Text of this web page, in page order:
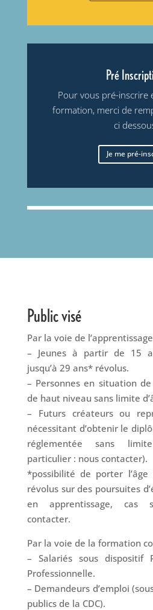
Pré
Pour vous pré-inscrire
formation, merci de
ci
Je me pré-
Public visé
Par la voie de
– Jeunes à partir de 15
jusqu’à 29 ans* révolus.
– Personnes en situation
de haut niveau sans limite
– Futurs créateurs ou
nécessitant d’obtenir le
réglementée sans
particulier : nous contacter).
*possibilité de porter
révolus sur des poursuites
en apprentissage, cas
contacter.
Par la voie de la formation
– Salariés sous dispositif
Professionnelle.
– Demandeurs d’emploi
publics de la CDC).